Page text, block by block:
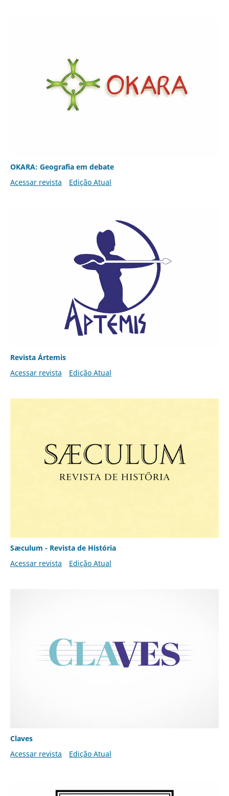
OKARA: Geografia em debate
Acessar revista
Edição Atual
Revista Ártemis
Acessar revista
Edição Atual
Sæculum - Revista de História
Acessar revista
Edição Atual
Claves
Acessar revista
Edição Atual